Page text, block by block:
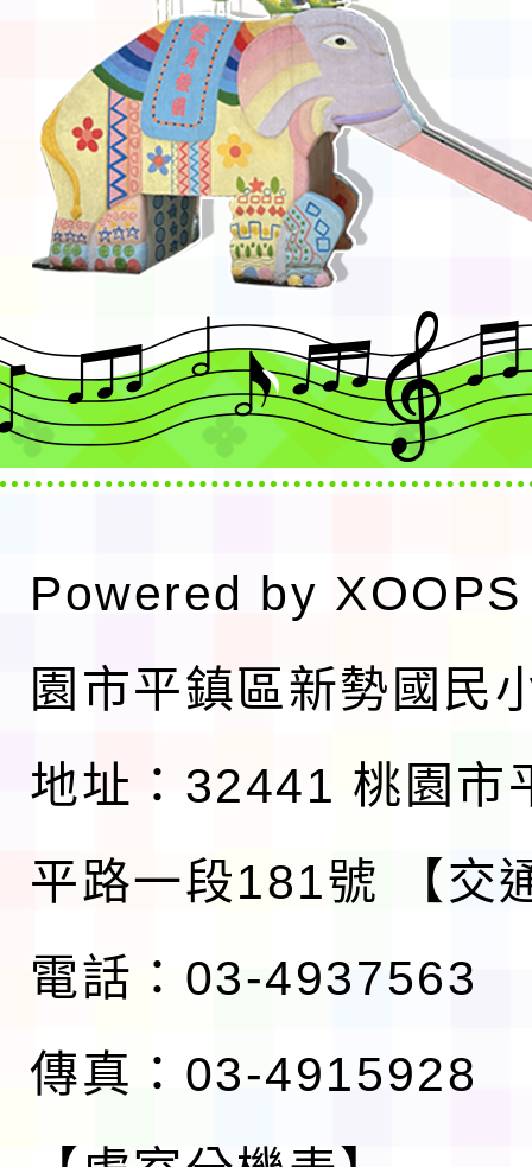
Powered by XOOPS
園市平鎮區新勢國民
地址：32441 桃園市
平路一段181號
【交
電話：03-4937563
傳真：03-4915928